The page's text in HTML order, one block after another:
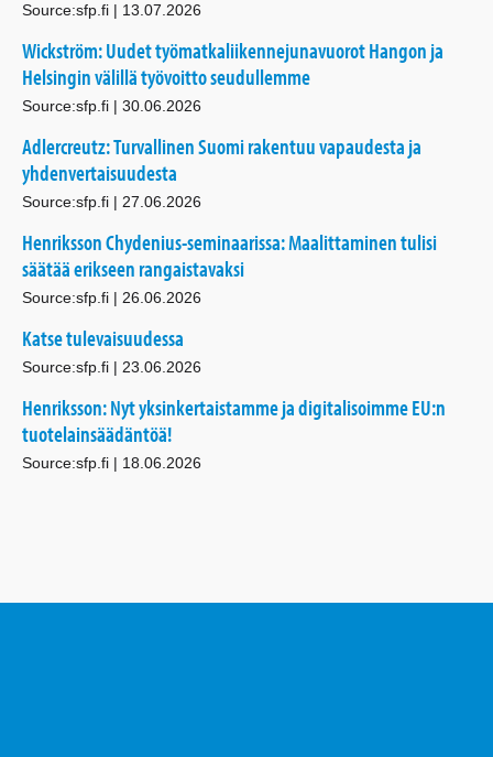
Source:sfp.fi 13.07.2026
Wickström: Uudet työmatkaliikennejunavuorot Hangon ja
Helsingin välillä työvoitto seudullemme
Source:sfp.fi 30.06.2026
Adlercreutz: Turvallinen Suomi rakentuu vapaudesta ja
yhdenvertaisuudesta
Source:sfp.fi 27.06.2026
Henriksson Chydenius-seminaarissa: Maalittaminen tulisi
säätää erikseen rangaistavaksi
Source:sfp.fi 26.06.2026
Katse tulevaisuudessa
Source:sfp.fi 23.06.2026
Henriksson: Nyt yksinkertaistamme ja digitalisoimme EU:n
tuotelainsäädäntöä!
Source:sfp.fi 18.06.2026